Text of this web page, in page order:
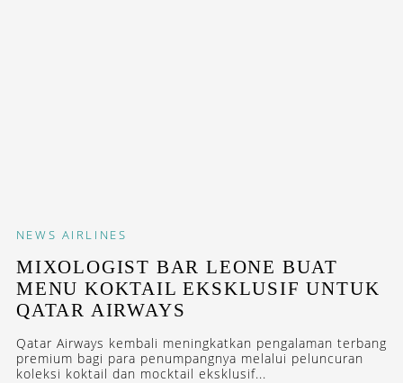
NEWS AIRLINES
MIXOLOGIST BAR LEONE BUAT
MENU KOKTAIL EKSKLUSIF UNTUK
QATAR AIRWAYS
Qatar Airways kembali meningkatkan pengalaman terbang
premium bagi para penumpangnya melalui peluncuran
koleksi koktail dan mocktail eksklusif...